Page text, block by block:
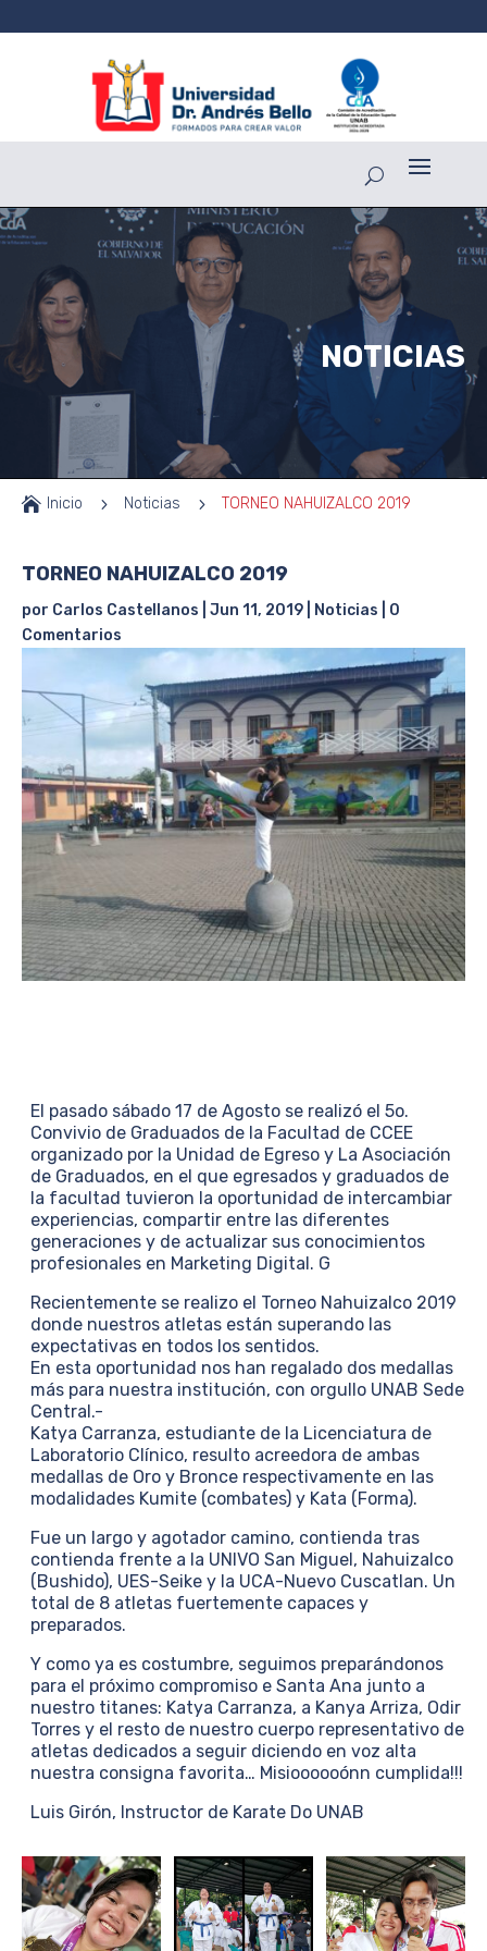
NOTICIAS
 Inicio 5 Noticias 5 TORNEO NAHUIZALCO 2019
TORNEO NAHUIZALCO 2019
por Carlos Castellanos Jun 11, 2019 Noticias
0
Comentarios
El pasado sábado 17 de Agosto se realizó el 5o.
Convivio de Graduados de la Facultad de CCEE
organizado por la Unidad de Egreso y La Asociación
de Graduados, en el que egresados y graduados de
la facultad tuvieron la oportunidad de intercambiar
experiencias, compartir entre las diferentes
generaciones y de actualizar sus conocimientos
profesionales en Marketing Digital. G
Recientemente se realizo el Torneo Nahuizalco 2019
donde nuestros atletas están superando las
expectativas en todos los sentidos.
En esta oportunidad nos han regalado dos medallas
más para nuestra institución, con orgullo UNAB Sede
Central.-
Katya Carranza, estudiante de la Licenciatura de
Laboratorio Clínico, resulto acreedora de ambas
medallas de Oro y Bronce respectivamente en las
modalidades Kumite (combates) y Kata (Forma).
Fue un largo y agotador camino, contienda tras
contienda frente a la UNIVO San Miguel, Nahuizalco
(Bushido), UES-Seike y la UCA-Nuevo Cuscatlan. Un
total de 8 atletas fuertemente capaces y
preparados.
Y como ya es costumbre, seguimos preparándonos
para el próximo compromiso e Santa Ana junto a
nuestro titanes: Katya Carranza, a Kanya Arriza, Odir
Torres y el resto de nuestro cuerpo representativo de
atletas dedicados a seguir diciendo en voz alta
nuestra consigna favorita… Misioooooónn cumplida!!!
Luis Girón, Instructor de Karate Do UNAB